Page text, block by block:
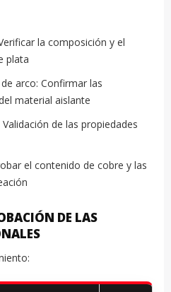
la composición y el
plata
arco: Confirmar las
material aislante
de las propiedades
el contenido de cobre y las
DE LAS